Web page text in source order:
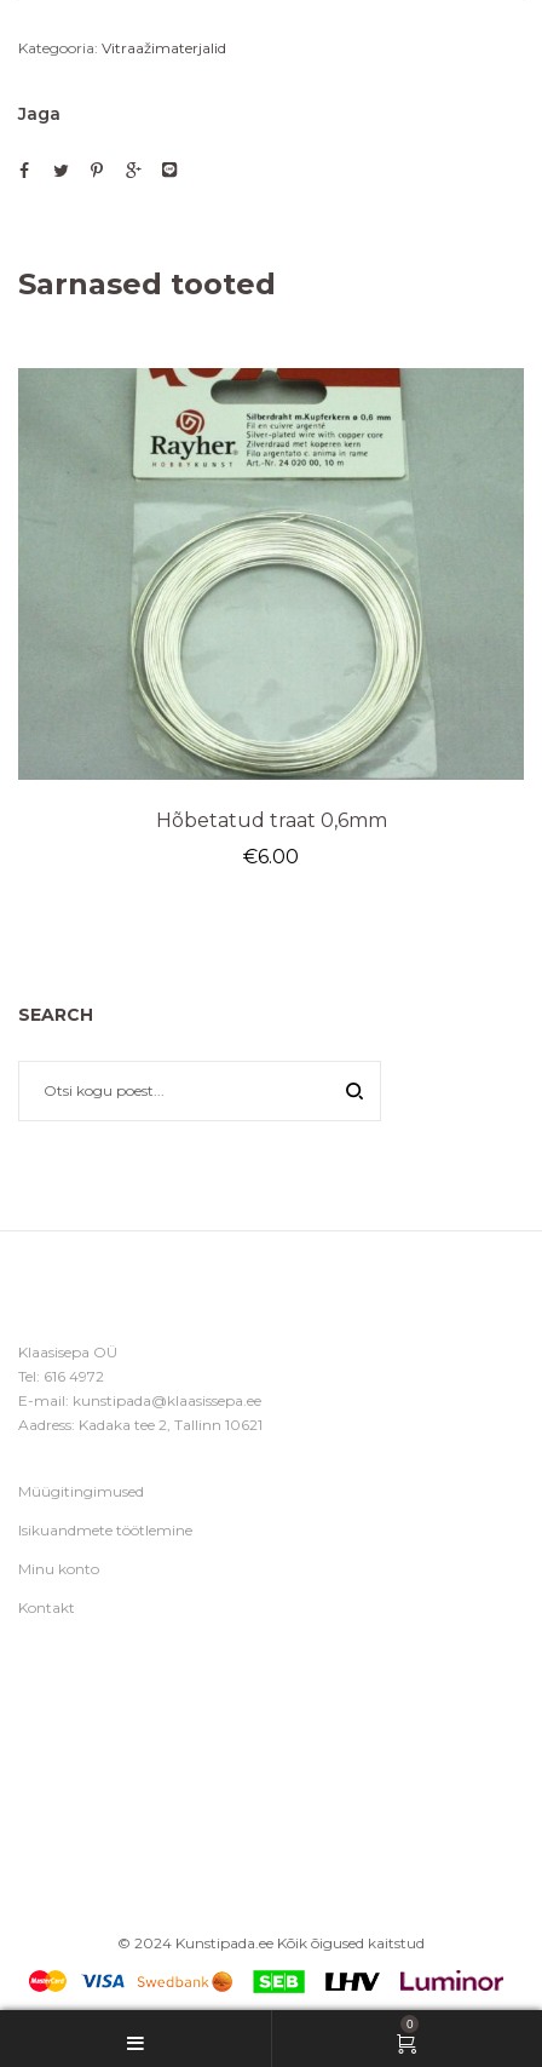
Kategooria: Vitraažimaterjalid
Jaga
Sarnased tooted
Hõbetatud traat 0,6mm
€6.00
SEARCH
Klaasisepa OÜ
Tel: 616 4972
E-mail: kunstipada@klaasissepa.ee
Aadress: Kadaka tee 2, Tallinn 10621
Müügitingimused
Isikuandmete töötlemine
Minu konto
Kontakt
© 2024 Kunstipada.ee Kõik õigused kaitstud
0